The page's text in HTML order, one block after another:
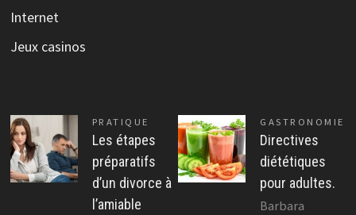
Internet
Jeux casinos
PRATIQUE
Les étapes
préparatifs
d’un divorce à
l’amiable
GASTRONOMIE
Directives
diététiques
pour adultes.
Barbara